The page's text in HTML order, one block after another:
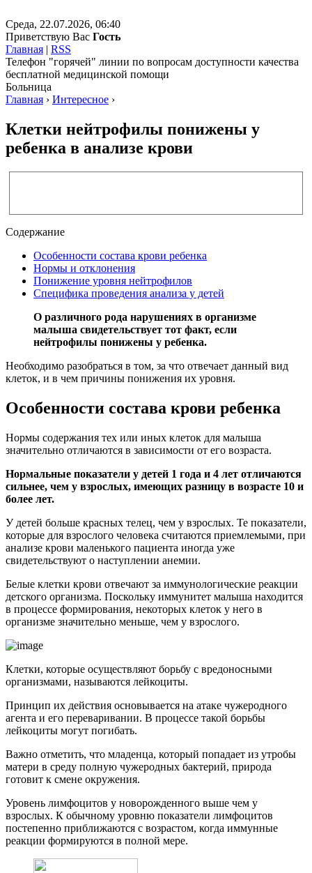
Среда, 22.07.2026, 06:40
Приветствую Вас Гость
Главная | RSS
Телефон "горячей" линии по вопросам доступности качества
бесплатной медицинской помощи
Больница
Главная › Интересное ›
Клетки нейтрофилы понижены у
ребенка в анализе крови
Содержание
Особенности состава крови ребенка
Нормы и отклонения
Понижение уровня нейтрофилов
Специфика проведения анализа у детей
О различного рода нарушениях в организме
малыша свидетельствует тот факт, если
нейтрофилы понижены у ребенка.
Необходимо разобраться в том, за что отвечает данный вид
клеток, и в чем причины понижения их уровня.
Особенности состава крови ребенка
Нормы содержания тех или иных клеток для малыша
значительно отличаются в зависимости от его возраста.
Нормальные показатели у детей 1 года и 4 лет отличаются
сильнее, чем у взрослых, имеющих разницу в возрасте 10 и
более лет.
У детей больше красных телец, чем у взрослых. Те показатели,
которые для взрослого человека считаются приемлемыми, при
анализе крови маленького пациента иногда уже
свидетельствуют о наступлении анемии.
Белые клетки крови отвечают за иммунологические реакции
детского организма. Поскольку иммунитет малыша находится
в процессе формирования, некоторых клеток у него в
организме значительно меньше, чем у взрослого.
Клетки, которые осуществляют борьбу с вредоносными
организмами, называются лейкоциты.
Принцип их действия основывается на атаке чужеродного
агента и его переваривании. В процессе такой борьбы
лейкоциты могут погибать.
Важно отметить, что младенца, который попадает из утробы
матери в среду полную чужеродных бактерий, природа
готовит к смене окружения.
Уровень лимфоцитов у новорожденного выше чем у
взрослых. К обычному уровню показатели лимфоцитов
постепенно приближаются с возрастом, когда иммунные
реакции формируются в полной мере.